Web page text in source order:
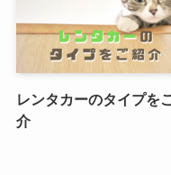
レンタカーのタイプを
介